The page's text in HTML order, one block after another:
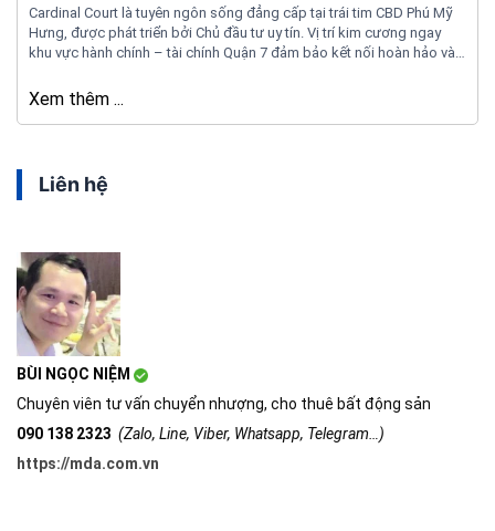
Cardinal Court là tuyên ngôn sống đẳng cấp tại trái tim CBD Phú Mỹ
Hưng, được phát triển bởi Chủ đầu tư uy tín. Vị trí kim cương ngay
khu vực hành chính – tài chính Quận 7 đảm bảo kết nối hoàn hảo và
Xem thêm ...
Liên hệ
BÙI NGỌC NIỆM
Chuyên viên tư vấn chuyển nhượng, cho thuê bất động sản
090 138 2323 (Zalo, Line, Viber, Whatsapp, Telegram…)
https://mda.com.vn